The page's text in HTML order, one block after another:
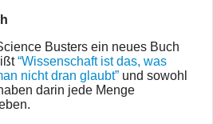
Busters ein neues Buch
“Wissenschaft ist das, was
nicht dran glaubt” und sowohl
darin jede Menge